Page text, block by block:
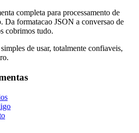
completa para processamento de
Da formatacao JSON a conversao de
cobrimos tudo.
de usar, totalmente confiaveis,